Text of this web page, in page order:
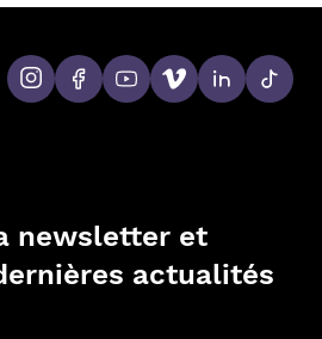
newsletter et
actualités